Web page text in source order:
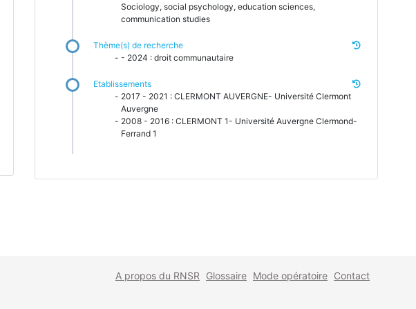
Sociology, social psychology, education sciences,
communication studies
Thème(s) de recherche
- 2024 : droit communautaire
Etablissements
2017 - 2021 : CLERMONT AUVERGNE- Université Clermont
Auvergne
2008 - 2016 : CLERMONT 1- Université Auvergne Clermond-
Ferrand 1
A propos du RNSR Glossaire Mode opératoire Contact